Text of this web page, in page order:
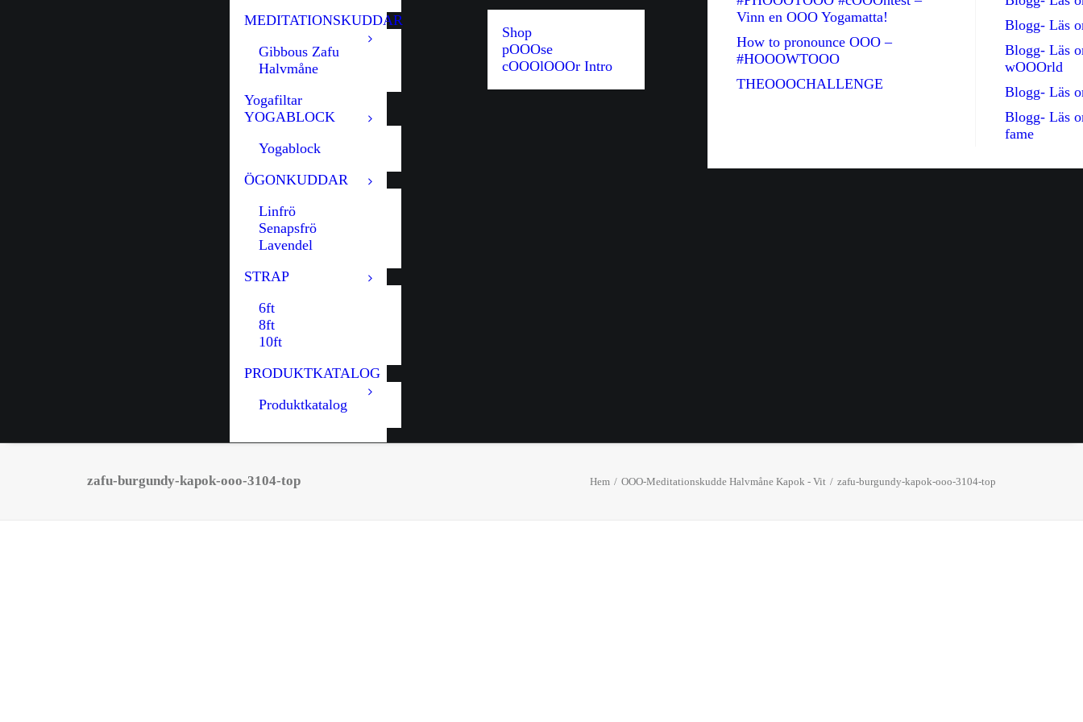
MEDITATIONSKUDDAR
Gibbous Zafu
Halvmåne
Yogafiltar
YOGABLOCK
Yogablock
ÖGONKUDDAR
Linfrö
Senapsfrö
Lavendel
STRAP
6ft
8ft
10ft
PRODUKTKATALOG
Produktkatalog
Shop
pOOOse
cOOOlOOOr Intro
Vinn en OOO Yogamatta!
How to pronounce OOO –
#HOOOWTOOO
THEOOOCHALLENGE
Blogg- Läs
Blogg- Läs
wOOOrld
Blogg- Läs
Blogg- Läs
fame
zafu-burgundy-kapok-ooo-3104-top Hem OOO-Meditationskudde Halvmåne Kapok - Vit zafu-burgundy-kapok-ooo-3104-top